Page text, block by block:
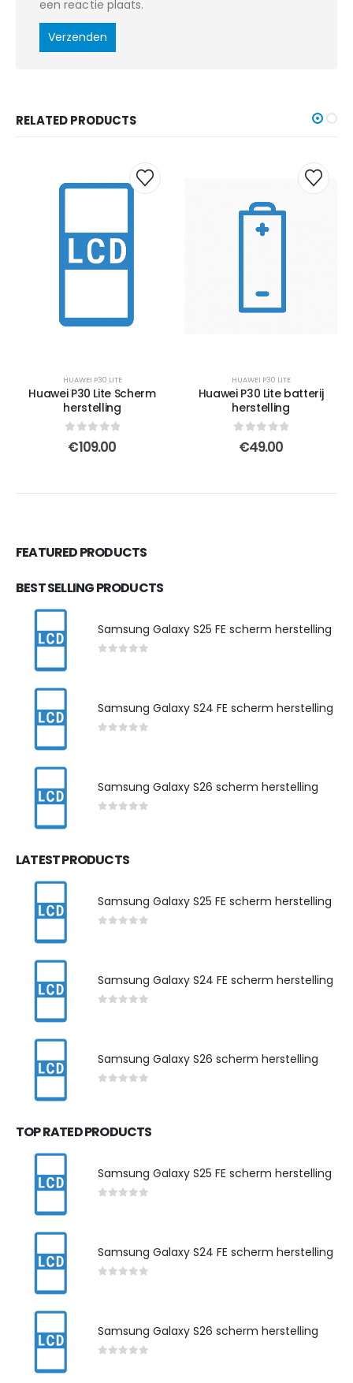
een reactie plaats.
RELATED PRODUCTS
HUAWEI P30 LITE
Huawei P30 Lite Scherm
herstelling
0out of 5
€109.00
HUAWEI P30 LITE
Huawei P30 Lite batterij
herstelling
out of 5
€49.00
FEATURED PRODUCTS
BEST SELLING PRODUCTS
Samsung Galaxy S25 FE scherm herstelling
Samsung Galaxy S24 FE scherm herstelling
Samsung Galaxy S26 scherm herstelling
LATEST PRODUCTS
Samsung Galaxy S25 FE scherm herstelling
Samsung Galaxy S24 FE scherm herstelling
Samsung Galaxy S26 scherm herstelling
TOP RATED PRODUCTS
Samsung Galaxy S25 FE scherm herstelling
Samsung Galaxy S24 FE scherm herstelling
Samsung Galaxy S26 scherm herstelling